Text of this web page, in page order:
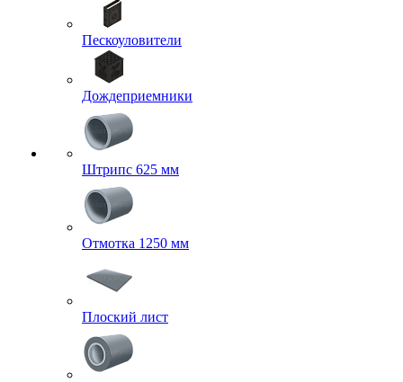
Пескоуловители
Дождеприемники
Штрипс 625 мм
Отмотка 1250 мм
Плоский лист